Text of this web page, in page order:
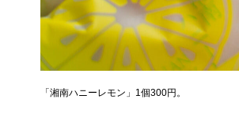
「湘南ハニーレモン」1個300円。